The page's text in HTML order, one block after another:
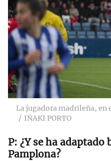
La jugadora madrileña, en
IÑAKI PORTO
¿Y se ha adaptado
Pamplona?